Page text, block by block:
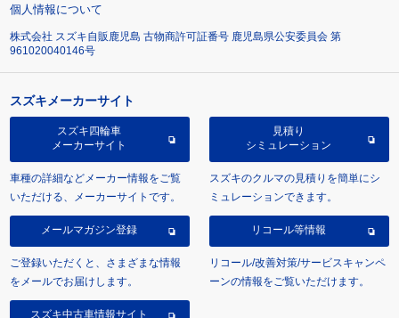
個人情報について
株式会社 スズキ自販鹿児島 古物商許可証番号 鹿児島県公安委員会 第
961020040146号
スズキメーカーサイト
スズキ四輪車
メーカーサイト
車種の詳細などメーカー情報をご覧
いただける、メーカーサイトです。
見積り
シミュレーション
スズキのクルマの見積りを簡単にシ
ミュレーションできます。
メールマガジン登録
ご登録いただくと、さまざまな情報
をメールでお届けします。
リコール等情報
リコール/改善対策/サービスキャンペ
ーンの情報をご覧いただけます。
スズキ中古車情報サイト